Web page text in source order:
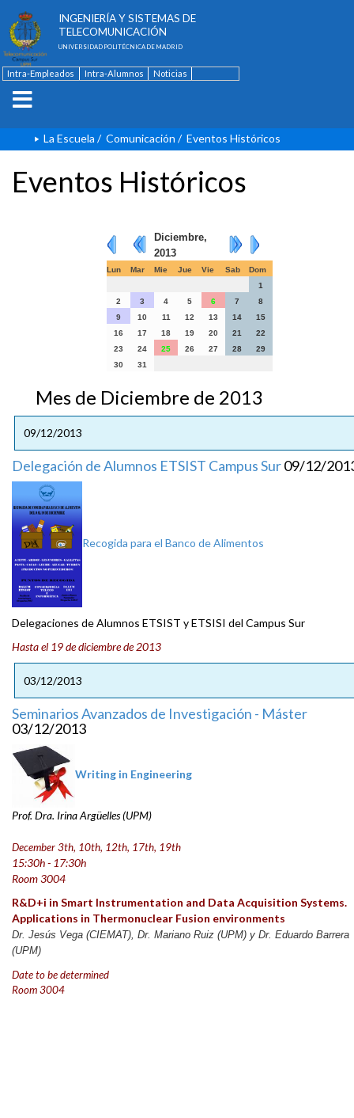
INGENIERÍA Y SISTEMAS DE
TELECOMUNICACIÓN
UNIVERSIDAD POLITÉCNICA DE MADRID
Intra-Empleados Intra-Alumnos
Noticias
La Escuela / Comunicación / Eventos Históricos
Eventos Históricos
Diciembre,
2013
Lun Mar Mie Jue Vie Sab
Dom
1
2
3 4 5 6 7
8
9
10 11 12 13 14
15
16
17 18 19 20 21
22
23
24 25 26 27 28
29
30
31
Mes de Diciembre de 2013
09/12/2013
Delegación de Alumnos ETSIST Campus Sur09/12/
Recogida para el Banco de Alimentos
Delegaciones de Alumnos ETSIST y ETSISI del Campus Sur
Hasta el 19 de diciembre de 2013
03/12/2013
Seminarios Avanzados de Investigación - Máster
03/12/2013
Writing in Engineering
Prof. Dra. Irina Argüelles (UPM)
December 3th, 10th, 12th, 17th, 19th
15:30h - 17:30h
Room 3004
R&D+i in Smart Instrumentation and Data Acquisition Systems.
Applications in Thermonuclear Fusion environments
Dr. Jesús Vega (CIEMAT), Dr. Mariano Ruiz (UPM) y Dr. Eduardo Barrera
(UPM)
Date to be determined
Room 3004